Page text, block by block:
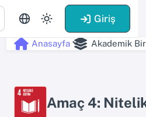
Giriş
Anasayfa Akademik
Amaç 4: